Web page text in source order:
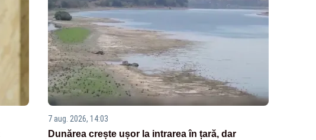
7 aug. 2026, 14:03
Dunărea crește ușor la intrarea în țară, dar